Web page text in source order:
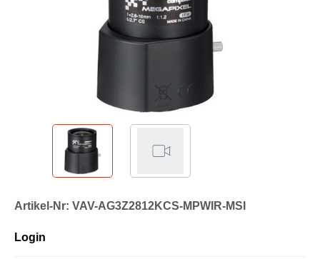
Artikel-Nr: VAV-AG3Z2812KCS-MPWIR-MSI
Login